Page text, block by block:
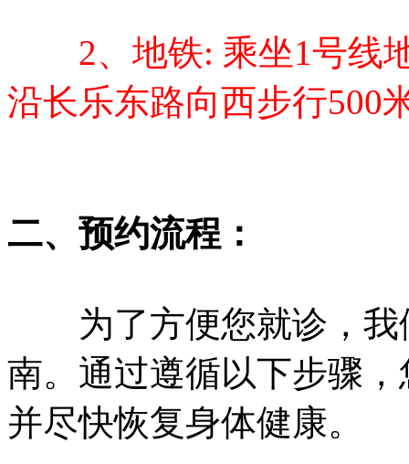
2、地铁: 乘坐1号线地
沿长乐东路向西步行500
二、预约流程：
为了方便您就诊，我
南。通过遵循以下步骤
并尽快恢复身体健康。